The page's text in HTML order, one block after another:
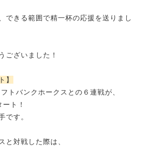
できる範囲で精一杯の応援を送りまし
ございました！
】
トバンクホークスとの６連戦が、
ート！
です。
と対戦した際は、